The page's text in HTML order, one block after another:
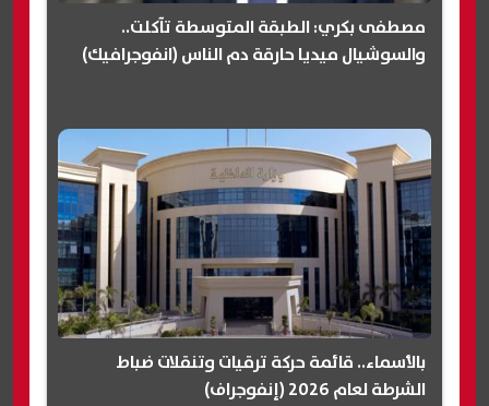
مصطفى بكري: الطبقة المتوسطة تآكلت..
والسوشيال ميديا حارقة دم الناس (انفوجرافيك)
بالأسماء.. قائمة حركة ترقيات وتنقلات ضباط
الشرطة لعام 2026 (إنفوجراف)